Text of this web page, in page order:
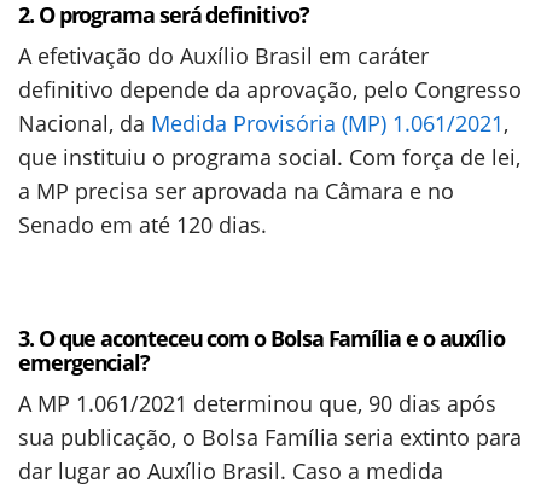
2. O programa será definitivo?
A efetivação do Auxílio Brasil em caráter
definitivo depende da aprovação, pelo Congresso
Nacional, da Medida Provisória (MP) 1.061/2021,
que instituiu o programa social. Com força de lei,
a MP precisa ser aprovada na Câmara e no
Senado em até 120 dias.
3. O que aconteceu com o Bolsa Família e o auxílio
emergencial?
A MP 1.061/2021 determinou que, 90 dias após
sua publicação, o Bolsa Família seria extinto para
dar lugar ao Auxílio Brasil. Caso a medida